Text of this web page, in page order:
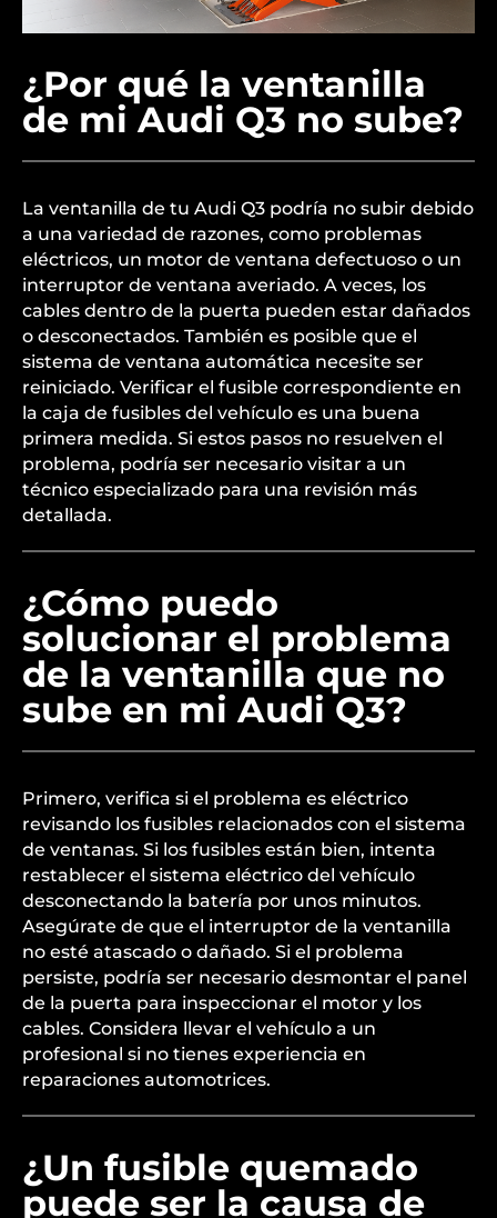
¿Por qué la ventanilla
de mi Audi Q3 no sube?
La ventanilla de tu Audi Q3 podría no subir debido
a una variedad de razones, como problemas
eléctricos, un motor de ventana defectuoso o un
interruptor de ventana averiado. A veces, los
cables dentro de la puerta pueden estar dañados
o desconectados. También es posible que el
sistema de ventana automática necesite ser
reiniciado. Verificar el fusible correspondiente en
la caja de fusibles del vehículo es una buena
primera medida. Si estos pasos no resuelven el
problema, podría ser necesario visitar a un
técnico especializado para una revisión más
detallada.
¿Cómo puedo
solucionar el problema
de la ventanilla que no
sube en mi Audi Q3?
Primero, verifica si el problema es eléctrico
revisando los fusibles relacionados con el sistema
de ventanas. Si los fusibles están bien, intenta
restablecer el sistema eléctrico del vehículo
desconectando la batería por unos minutos.
Asegúrate de que el interruptor de la ventanilla
no esté atascado o dañado. Si el problema
persiste, podría ser necesario desmontar el panel
de la puerta para inspeccionar el motor y los
cables. Considera llevar el vehículo a un
profesional si no tienes experiencia en
reparaciones automotrices.
¿Un fusible quemado
puede ser la causa de